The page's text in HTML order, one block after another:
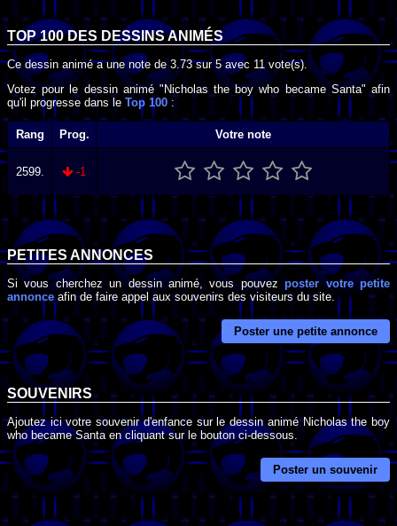
TOP 100 DES DESSINS ANIMÉS
Ce dessin animé a une note de3.73sur5avec 11vote(s).
Votez pour le dessin animé "Nicholas the boy who became Santa" afin
qu'il progresse dans le Top 100 :
Rang Prog. Votre note
2599. -1
PETITES ANNONCES
Si vous cherchez un dessin animé, vous pouvezposter votre petite
annonceafin de faire appel aux souvenirs des visiteurs du site.
Poster une petite annonce
SOUVENIRS
Ajoutez ici votre souvenir d'enfance sur le dessin animé Nicholas the boy
who became Santa en cliquant sur le bouton ci-dessous.
Poster un souvenir